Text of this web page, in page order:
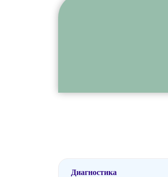
Диагностика